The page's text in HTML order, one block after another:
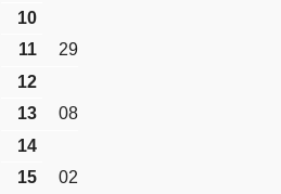
10
11
29
12
13
08
14
15
02